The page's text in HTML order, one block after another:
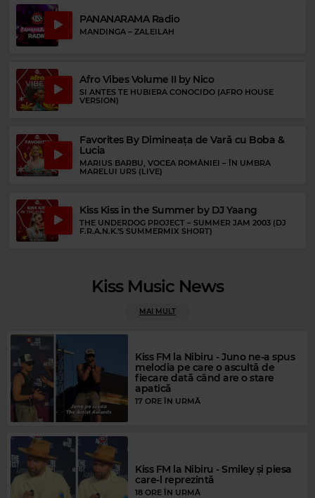
Rock 80s & 90s
RUSH–TOM SAWYER
JOE BONAMASSA –SO MANY ROADS
PE ARIPI DE VANT
PANANARAMA Radio
MANDINGA – ZALEILAH
Afro Vibes Volume II by Nico
SI ANTES TE HUBIERA CONOCIDO (AFRO HOUSE
VERSION)
Favorites By Dimineața de Vară cu Boba &
Lucia
MARIUS BARBU, VOCEA ROMÂNIEI – ÎN UMBRA
MARELUI URS (LIVE)
Kiss Kiss in the Summer by DJ Yaang
THE UNDERDOG PROJECT – SUMMER JAM 2003 (DJ
F.R.A.N.K.'S SUMMERMIX SHORT)
Kiss Music News
MAI MULT
Kiss FM la Nibiru - Juno ne-a spus
melodia pe care o ascultă de
fiecare dată când are o stare
apatică
17 ORE ÎN URMĂ
Kiss FM la Nibiru - Smiley și piesa
care-l reprezintă
18 ORE ÎN URMĂ